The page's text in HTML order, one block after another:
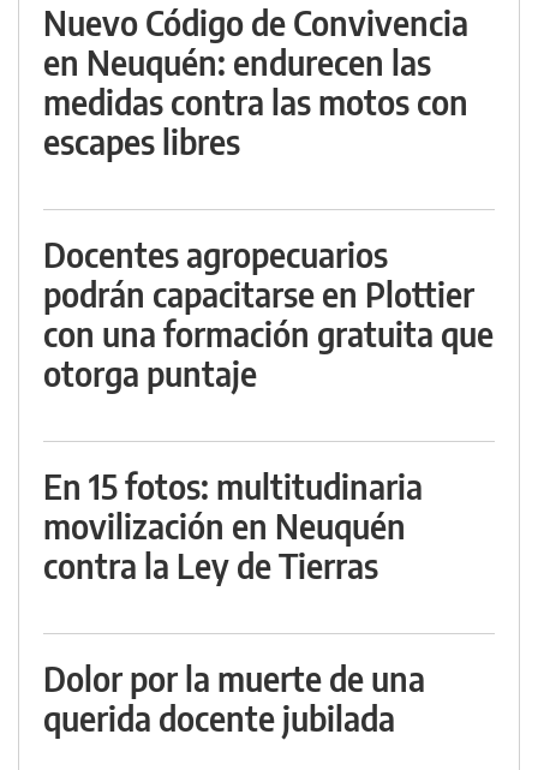
Nuevo Código de Convivencia
en Neuquén: endurecen las
medidas contra las motos con
escapes libres
Docentes agropecuarios
podrán capacitarse en Plottier
con una formación gratuita que
otorga puntaje
En 15 fotos: multitudinaria
movilización en Neuquén
contra la Ley de Tierras
Dolor por la muerte de una
querida docente jubilada